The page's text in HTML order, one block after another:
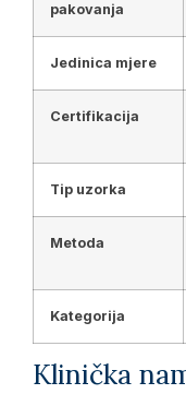
pakovanja
Jedinica mjere
Certifikacija
Tip uzorka
Metoda
Kategorija
Klinička